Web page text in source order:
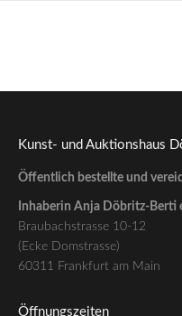
Kunst- und Auktionshaus
Öffentlich bestellte und
Inhaberin Anja Döbritz-Berti
Braubachstrasse 10-12
(Ecke Domstrasse)
60311 Frankfurt am Main
Öffnungszeiten